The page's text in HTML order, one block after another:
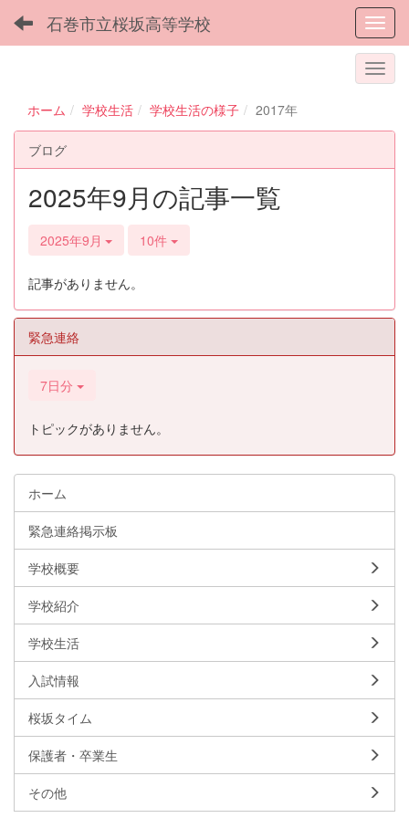
石巻市立桜坂高等学校
ホーム 学校生活 学校生活の様子 2017年
ブログ
2025年9月の記事一覧
2025年9月 10件
記事がありません。
緊急連絡
7日分
トピックがありません。
ホーム
緊急連絡掲示板
学校概要
学校紹介
学校生活
入試情報
桜坂タイム
保護者・卒業生
その他